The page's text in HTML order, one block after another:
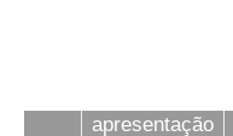
apresentação